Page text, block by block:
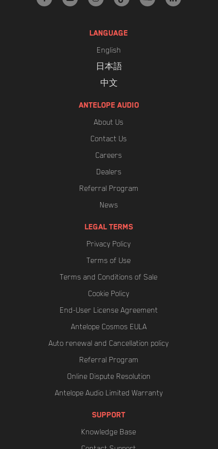
LANGUAGE
English
日本語
中文
ANTELOPE AUDIO
About Us
Contact Us
Careers
Dealers
Referral Program
News
LEGAL TERMS
Privacy Policy
Terms of Use
Terms and Conditions of Sale
Cookie Policy
End-User License Agreement
Antelope Cosmos EULA
Auto renewal and Cancellation policy
Referral Program
Online Dispute Resolution
Antelope Audio Limited Warranty
SUPPORT
Knowledge Base